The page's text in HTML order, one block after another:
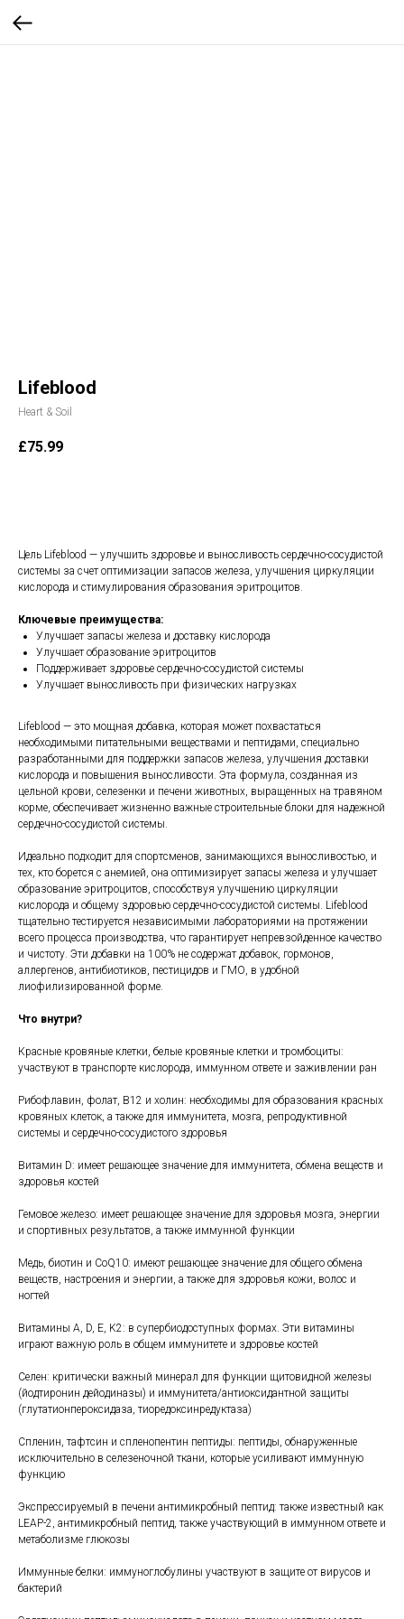
Lifeblood
Heart & Soil
£75.99
Цель Lifeblood — улучшить здоровье и выносливость сердечно-сосудистой
системы за счет оптимизации запасов железа, улучшения циркуляции
кислорода и стимулирования образования эритроцитов.
Ключевые преимущества:
Улучшает запасы железа и доставку кислорода
Улучшает образование эритроцитов
Поддерживает здоровье сердечно-сосудистой системы
Улучшает выносливость при физических нагрузках
Lifeblood — это мощная добавка, которая может похвастаться
необходимыми питательными веществами и пептидами, специально
разработанными для поддержки запасов железа, улучшения доставки
кислорода и повышения выносливости. Эта формула, созданная из
цельной крови, селезенки и печени животных, выращенных на травяном
корме, обеспечивает жизненно важные строительные блоки для надежной
сердечно-сосудистой системы.
Идеально подходит для спортсменов, занимающихся выносливостью, и
тех, кто борется с анемией, она оптимизирует запасы железа и улучшает
образование эритроцитов, способствуя улучшению циркуляции
кислорода и общему здоровью сердечно-сосудистой системы. Lifeblood
тщательно тестируется независимыми лабораториями на протяжении
всего процесса производства, что гарантирует непревзойденное качество
и чистоту. Эти добавки на 100% не содержат добавок, гормонов,
аллергенов, антибиотиков, пестицидов и ГМО, в удобной
лиофилизированной форме.
Что внутри?
Красные кровяные клетки, белые кровяные клетки и тромбоциты:
участвуют в транспорте кислорода, иммунном ответе и заживлении ран
Рибофлавин, фолат, B12 и холин: необходимы для образования красных
кровяных клеток, а также для иммунитета, мозга, репродуктивной
системы и сердечно-сосудистого здоровья
Витамин D: имеет решающее значение для иммунитета, обмена веществ и
здоровья костей
Гемовое железо: имеет решающее значение для здоровья мозга, энергии
и спортивных результатов, а также иммунной функции
Медь, биотин и CoQ10: имеют решающее значение для общего обмена
веществ, настроения и энергии, а также для здоровья кожи, волос и
ногтей
Витамины A, D, E, K2: в супербиодоступных формах. Эти витамины
играют важную роль в общем иммунитете и здоровье костей
Селен: критически важный минерал для функции щитовидной железы
(йодтиронин дейодиназы) и иммунитета/антиоксидантной защиты
(глутатионпероксидаза, тиоредоксинредуктаза)
Спленин, тафтсин и спленопентин пептиды: пептиды, обнаруженные
исключительно в селезеночной ткани, которые усиливают иммунную
функцию
Экспрессируемый в печени антимикробный пептид: также известный как
LEAP-2, антимикробный пептид, также участвующий в иммунном ответе и
метаболизме глюкозы
Иммунные белки: иммуноглобулины участвуют в защите от вирусов и
бактерий